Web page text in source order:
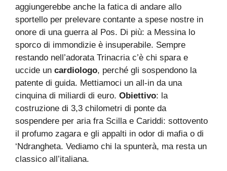
aggiungerebbe anche la fatica di andare allo
sportello per prelevare contante a spese nostre in
onore di una guerra al Pos. Di più: a Messina lo
sporco di immondizie è insuperabile. Sempre
restando nell’adorata Trinacria c’è chi spara e
uccide un cardiologo, perché gli sospendono la
patente di guida. Mettiamoci un all-in da una
cinquina di miliardi di euro. Obiettivo: la
costruzione di 3,3 chilometri di ponte da
sospendere per aria fra Scilla e Cariddi: sottovento
il profumo zagara e gli appalti in odor di mafia o di
‘Ndrangheta. Vediamo chi la spunterà, ma resta un
classico all’italiana.